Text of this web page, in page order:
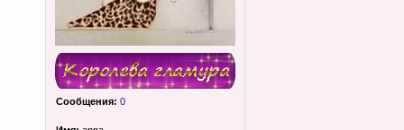
Сообщения: 0